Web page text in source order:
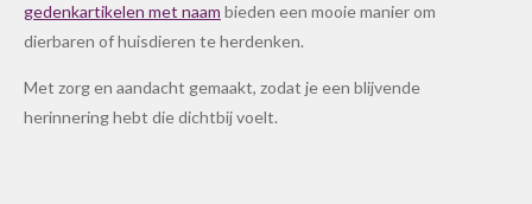
gedenkartikelen met naam bieden een mooie manier om
dierbaren of huisdieren te herdenken.
Met zorg en aandacht gemaakt, zodat je een blijvende
herinnering hebt die dichtbij voelt.